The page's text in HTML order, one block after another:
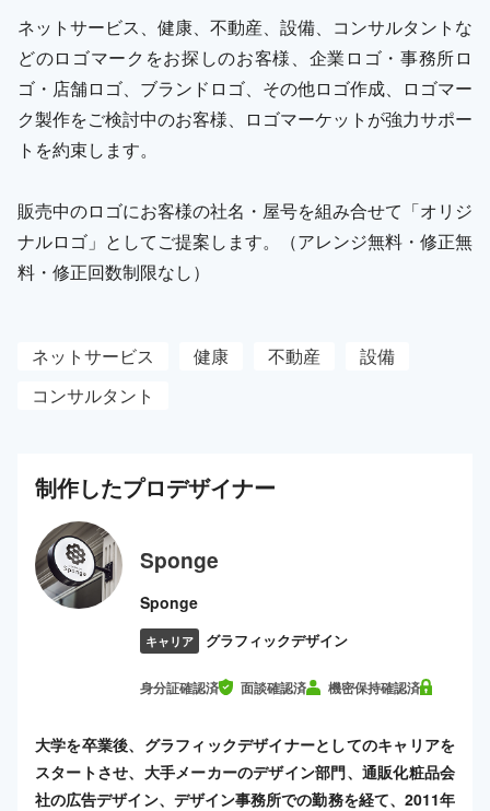
ネットサービス、健康、不動産、設備、コンサルタントな
どのロゴマークをお探しのお客様、企業ロゴ・事務所ロ
ゴ・店舗ロゴ、ブランドロゴ、その他ロゴ作成、ロゴマー
ク製作をご検討中のお客様、ロゴマーケットが強力サポー
トを約束します。
販売中のロゴにお客様の社名・屋号を組み合せて「オリジ
ナルロゴ」としてご提案します。（アレンジ無料・修正無
料・修正回数制限なし）
ネットサービス 健康 不動産
設備
コンサルタント
制作したプロデザイナー
Sponge
Sponge
キャリア グラフィックデザイン
身分証確認済 面談確認済 機密保持確認済
大学を卒業後、グラフィックデザイナーとしてのキャリアを
スタートさせ、大手メーカーのデザイン部門、通販化粧品会
社の広告デザイン、デザイン事務所での勤務を経て、2011年